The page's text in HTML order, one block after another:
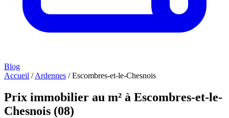
Blog
Accueil / Ardennes / Escombres-et-le-Chesnois
Prix immobilier au m² à Escombres-et-le-
Chesnois (08)